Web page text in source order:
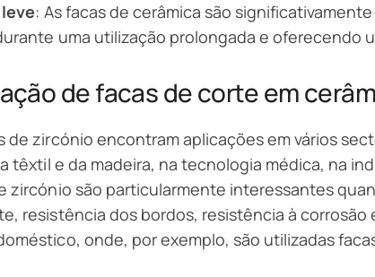
: As facas de cerâmica são
uma utilização prolongada e oferecendo
de facas de corte em
de zircónio encontram aplicações em vários
têxtil e da madeira, na tecnologia médica, na
zircónio são particularmente interessantes
resistência dos bordos, resistência à
onde, por exemplo, são utilizadas